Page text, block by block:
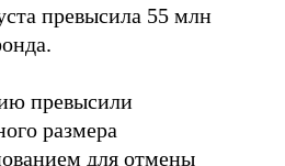
превысила 55 млн
превысили
размера
для отмены